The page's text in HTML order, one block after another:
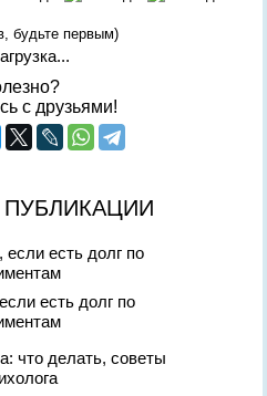
будьте первым)
с друзьями!
есть долг по